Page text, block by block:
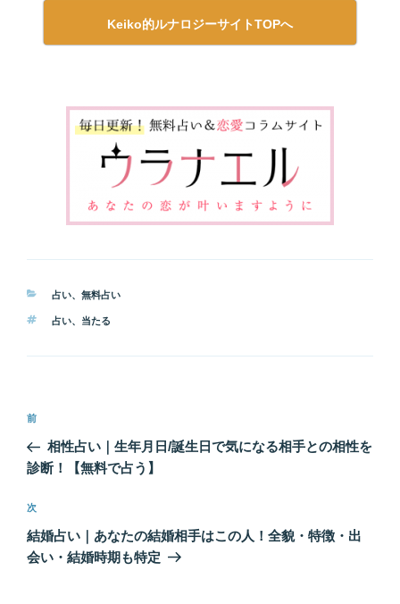
Keiko的ルナロジーサイトTOPへ
カ
ゴ
ー
占い、 無料占い
タ
占い、 当たる
投
ナ
ゲ
ー
シ
前
の
投
前
相性占い｜生年月日/誕生日で気になる相手との相性を
診断！【無料で占う】
次
の
投
次
結婚占い｜あなたの結婚相手はこの人！全貌・特徴・出
会い・結婚時期も特定